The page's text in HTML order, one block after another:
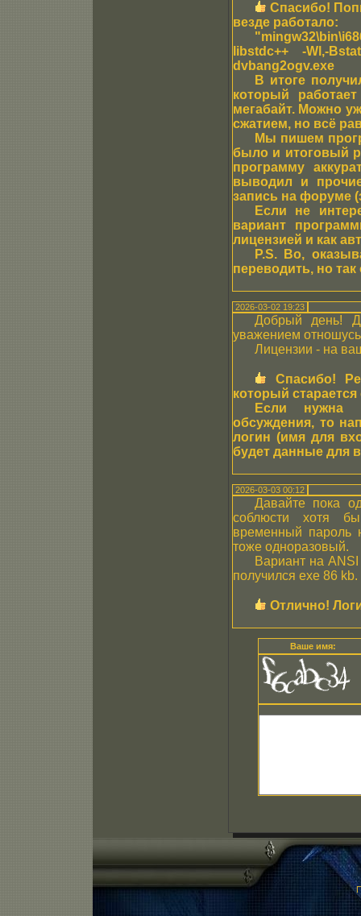
Спасибо!
везде работало:
libstdc++ -Wl,-
dvbang2ogv.exe
В итоге
который
мегабайт. Можно
сжатием, но всё
Мы пишем
было и итоговый
программу
выводил и
запись на форуме
Если не
вариант
лицензией и как
P.S. Во,
переводить, но
2026-03-02 19:23
Добрый день!
уважением отношусь
Лицензии - на
Спасибо!
который
Если нужна
обсуждения, то
логин (имя для
будет данные для
2026-03-03 00:12
Давайте пока
соблюсти хотя
временный пароль
тоже одноразовый.
Вариант на
получился exe 86 kb.
Отлично!
Ваше имя: